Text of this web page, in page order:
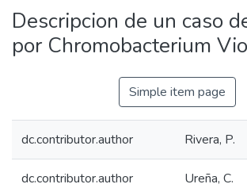
Descripcion de un caso
por Chromobacterium
Simple item page
dc.contributor.author Rivera, P.
dc.contributor.author Ureña, C.